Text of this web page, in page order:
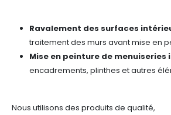
Ravalement des surfaces
traitement des murs avant mise en
Mise en peinture de menuiseries
encadrements, plinthes et autres
Nous utilisons des produits de qualité,